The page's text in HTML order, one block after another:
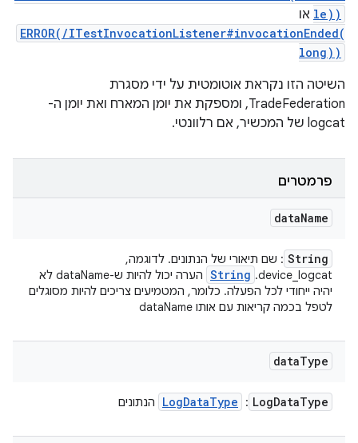
le)) או
ERROR(/ITestInvocationListener#invocationEnded(
long))
השיטה הזו נקראת אוטומטית על ידי מסגרת
TradeFederation, ומספקת את יומן המארח ואת יומן ה-
logcat של המכשיר, אם רלוונטי.
פרמטרים
dataName
String : שם תיאורי של הנתונים. לדוגמה,
device_logcat.
String
הערה יכול להיות ש-dataName לא
יהיה ייחודי לכל הפעלה. כלומר, המטמיעים צריכים להיות מסוגלים
לטפל בכמה קריאות עם אותו dataName
dataType
LogDataType
:
LogDataType הנתונים